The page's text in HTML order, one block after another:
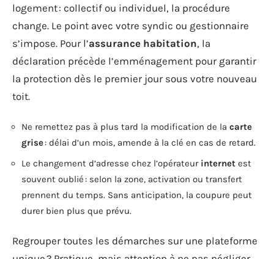
logement : collectif ou individuel, la procédure
change. Le point avec votre syndic ou gestionnaire
s’impose. Pour l’assurance habitation, la
déclaration précède l’emménagement pour garantir
la protection dès le premier jour sous votre nouveau
toit.
Ne remettez pas à plus tard la modification de la carte
grise: délai d’un mois, amende à la clé en cas de retard.
Le changement d’adresse chez l’opérateur internet est
souvent oublié : selon la zone, activation ou transfert
prennent du temps. Sans anticipation, la coupure peut
durer bien plus que prévu.
Regrouper toutes les démarches sur une plateforme